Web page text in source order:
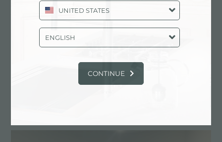
UNITED STATES
ENGLISH
CONTINUE